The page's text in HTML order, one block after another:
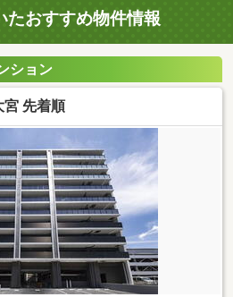
たおすすめ物件情報
ション
宮 先着順